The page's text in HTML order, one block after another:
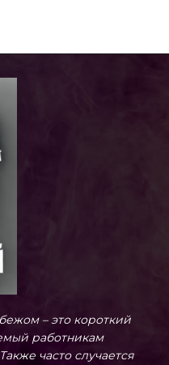
– это короткий
работникам
часто случается